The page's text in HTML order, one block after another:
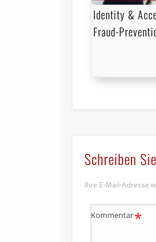
Identity &
Fraud-
Schreiben
Ihre E-Mail-Adresse
Kommentar*